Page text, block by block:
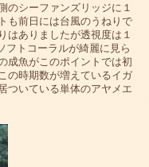
のシーファンズリッジに１
も前日には台風のうねりで
はありましたが透視度は１
フトコーラルが綺麗に見ら
成魚がこのポイントでは初
の時期数が増えているイガ
ついている単体のアヤメエ